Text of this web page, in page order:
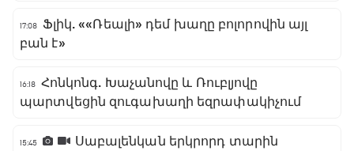
17:08
Ֆլիկ. ««Ռեալի» դեմ խաղը բոլորովին այլ
բան է»
16:18 Հոնկոնգ. Խաչանովը և Ռուբլյովը
պարտվեցին զուգախաղի եզրափակիչում
15:45
Սաբալենկան երկրորդ տարին